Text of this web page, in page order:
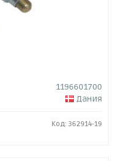
1196601700
Дания
Код: 362914-19